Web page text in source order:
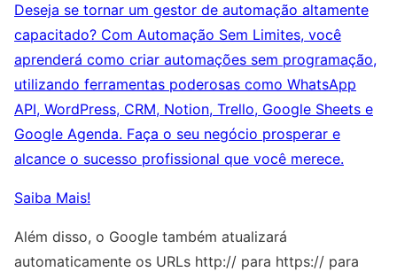
Deseja se tornar um gestor de automação altamente
capacitado? Com Automação Sem Limites, você
aprenderá como criar automações sem programação,
utilizando ferramentas poderosas como WhatsApp
API, WordPress, CRM, Notion, Trello, Google Sheets e
Google Agenda. Faça o seu negócio prosperar e
alcance o sucesso profissional que você merece.
Saiba Mais!
Além disso, o Google também atualizará
automaticamente os URLs http:// para https:// para